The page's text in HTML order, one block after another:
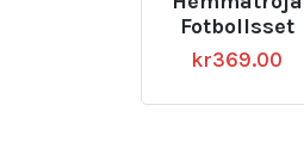
Fotbollsset
kr369.00